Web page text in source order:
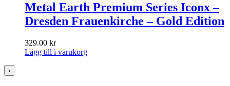
Metal Earth Premium Series Iconx –
Dresden Frauenkirche – Gold Edition
329.00 kr
Lägg till i varukorg
›